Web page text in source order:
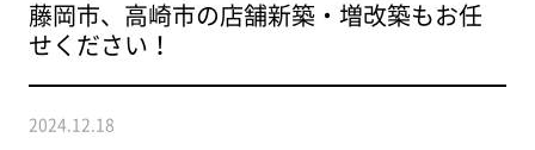
藤岡市、高崎市の店舗新築・増改築もお任
せください！
2024.12.18